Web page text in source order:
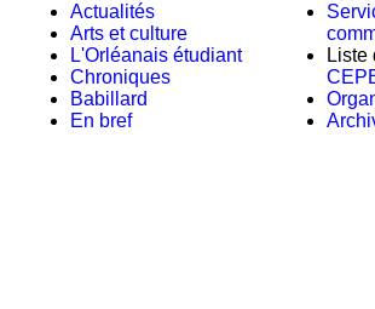
Actualités
Arts et culture
L'Orléanais étudiant
Chroniques
Babillard
En bref
Liste